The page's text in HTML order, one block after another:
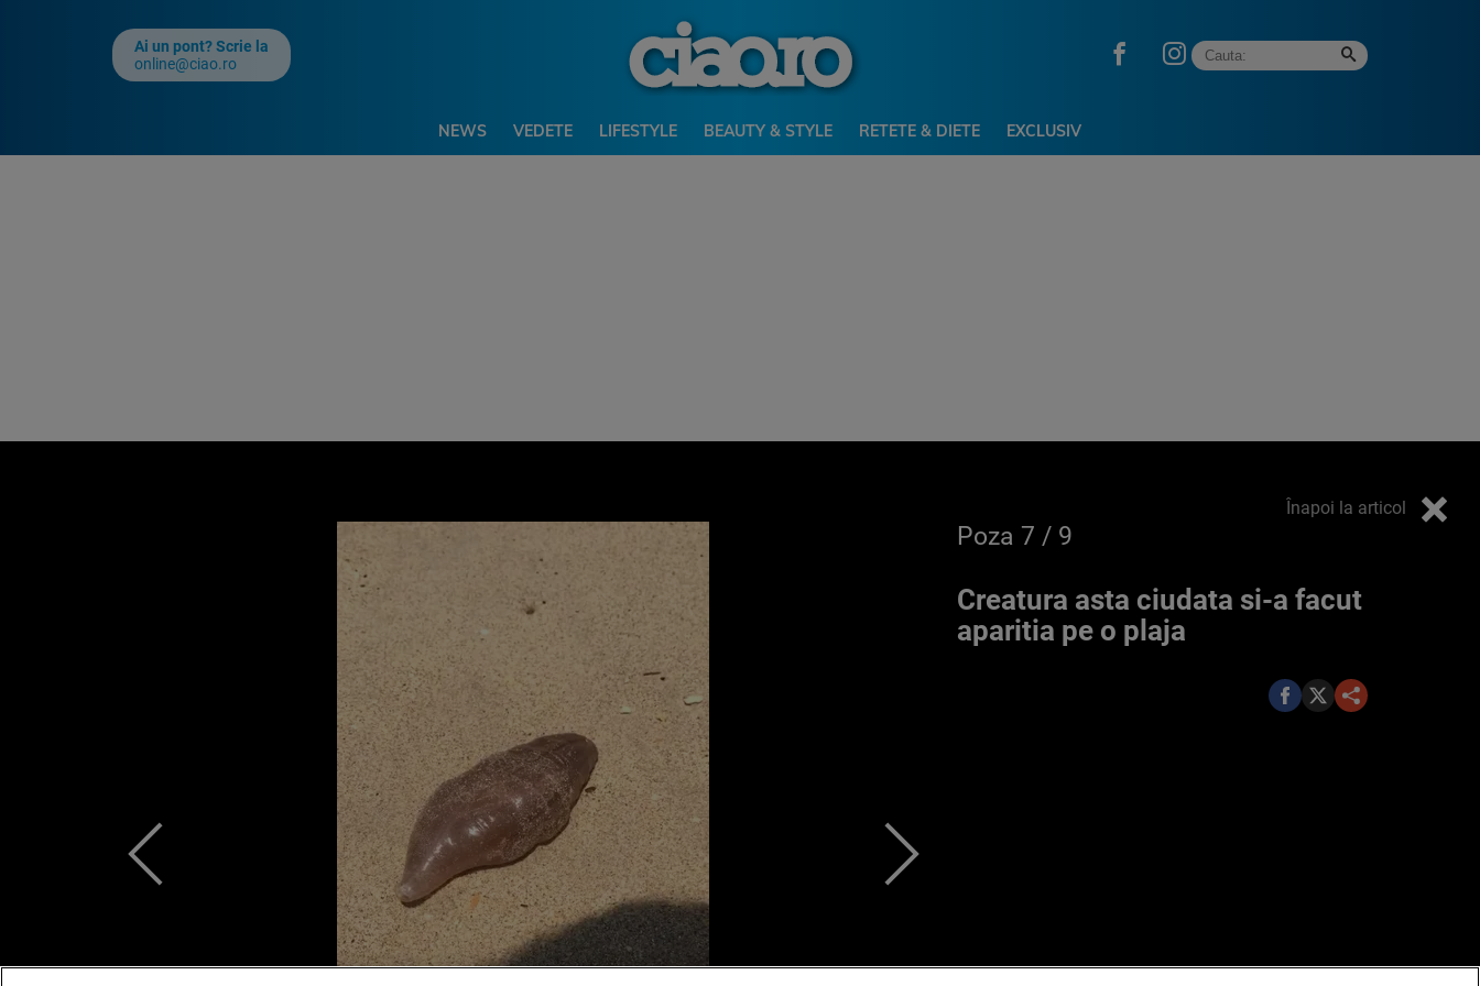
Ai un pont? Scrie la
online@ciao.ro
NEWS VEDETE LIFESTYLE BEAUTY & STYLE RETETE & DIETE EXCLUSIV
Înapoi la articol
Poza 7 / 9
Creatura asta ciudata si-a facut
aparitia pe o plaja